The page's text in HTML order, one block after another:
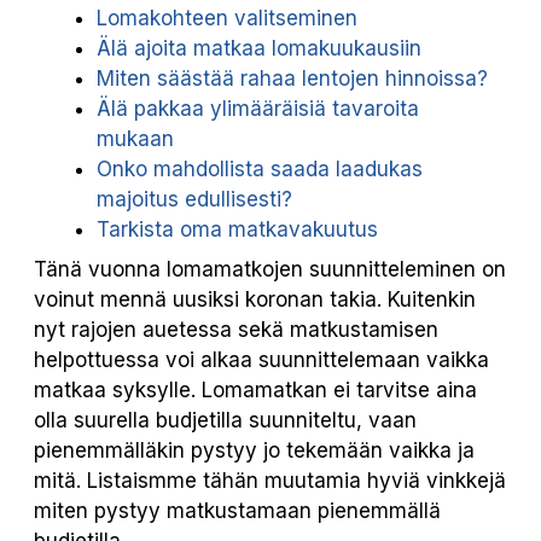
Lomakohteen valitseminen
Älä ajoita matkaa lomakuukausiin
Miten säästää rahaa lentojen hinnoissa?
Älä pakkaa ylimääräisiä tavaroita
mukaan
Onko mahdollista saada laadukas
majoitus edullisesti?
Tarkista oma matkavakuutus
Tänä vuonna lomamatkojen suunnitteleminen on
voinut mennä uusiksi koronan takia. Kuitenkin
nyt rajojen auetessa sekä matkustamisen
helpottuessa voi alkaa suunnittelemaan vaikka
matkaa syksylle. Lomamatkan ei tarvitse aina
olla suurella budjetilla suunniteltu, vaan
pienemmälläkin pystyy jo tekemään vaikka ja
mitä. Listaismme tähän muutamia hyviä vinkkejä
miten pystyy matkustamaan pienemmällä